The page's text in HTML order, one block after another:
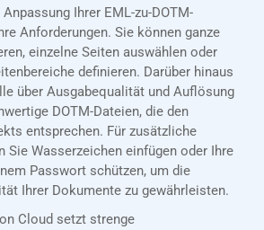
Ihrer EML-zu-DOTM-
Anforderungen. Sie können ganze
einzelne Seiten auswählen oder
definieren. Darüber hinaus
über Ausgabequalität und Auflösung
DOTM-Dateien, die den
entsprechen. Für zusätzliche
Sie Wasserzeichen einfügen oder Ihre
Passwort schützen, um die
Ihrer Dokumente zu gewährleisten.
Cloud setzt strenge